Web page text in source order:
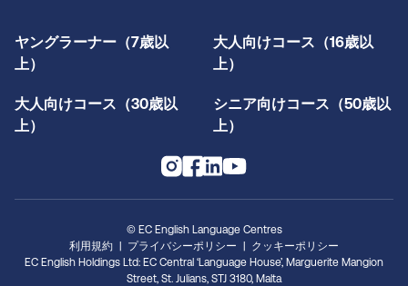
ヤングラーナー（7歳以
上）
大人向けコース（16歳以
上）
大人向けコース（30歳以
上）
シニア向けコース（50歳以
上）
© EC English Language Centres
利用規約
プライバシーポリシー
クッキーポリシー
EC English Holdings Ltd: EC Central ‘Language House’, Marguerite Mangion
Street, St. Julians, STJ 3180, Malta